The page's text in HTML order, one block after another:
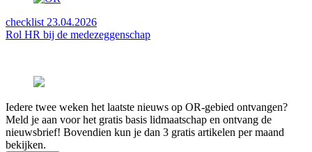
checklist 23.04.2026
Rol HR bij de medezeggenschap
Iedere twee weken het laatste nieuws op OR-gebied ontvangen?
Meld je aan voor het gratis basis lidmaatschap en ontvang de
nieuwsbrief! Bovendien kun je dan 3 gratis artikelen per maand
bekijken.